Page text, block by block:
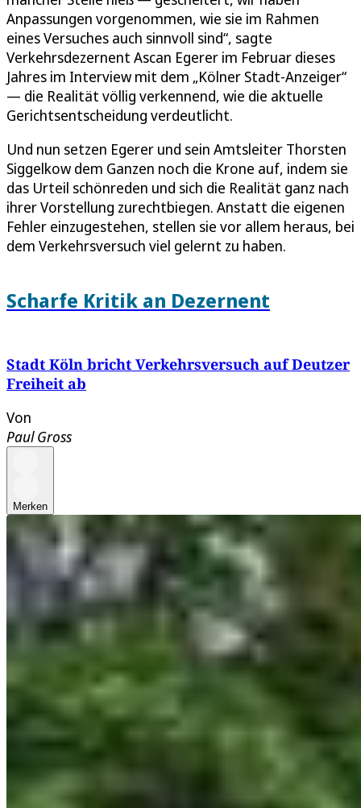
Anpassungen vorgenommen, wie sie im Rahmen
eines Versuches auch sinnvoll sind“, sagte
Verkehrsdezernent Ascan Egerer im Februar dieses
Jahres im Interview mit dem „Kölner Stadt-Anzeiger“
— die Realität völlig verkennend, wie die aktuelle
Gerichtsentscheidung verdeutlicht.
Und nun setzen Egerer und sein Amtsleiter Thorsten
Siggelkow dem Ganzen noch die Krone auf, indem sie
das Urteil schönreden und sich die Realität ganz nach
ihrer Vorstellung zurechtbiegen. Anstatt die eigenen
Fehler einzugestehen, stellen sie vor allem heraus, bei
dem Verkehrsversuch viel gelernt zu haben.
Scharfe Kritik an Dezernent
Stadt Köln bricht Verkehrsversuch auf Deutzer
Freiheit ab
Von
Paul Gross
Merken